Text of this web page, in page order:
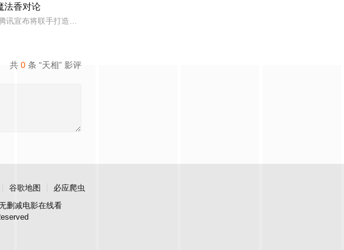
同样觊觎新世界，与人类展开旷日持久的战争。 穿越者林默语
曲的二人歌谣组合“风轮”也会以声优的身份参加，成为本季的一大亮点。又出现在孩子们面前
，域外虚无异境滋生侵蚀神魂、扰乱秩序的暗紫色暗力；天地遴选十二山海神兽为十二秩序祀
法香对论
讯宣布将联手打造『花仙子』全新动画 新作将继承经典、结合潮流、呈现崭新的花仙子世界。
共 0 条 “天相” 影评
谷歌地图
必应爬虫
删减电影在线看